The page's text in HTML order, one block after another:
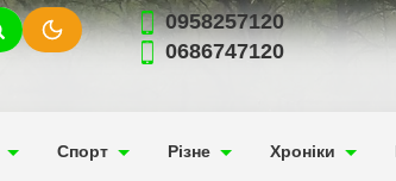
0958257120
0686747120
Спорт Різне Хроніки